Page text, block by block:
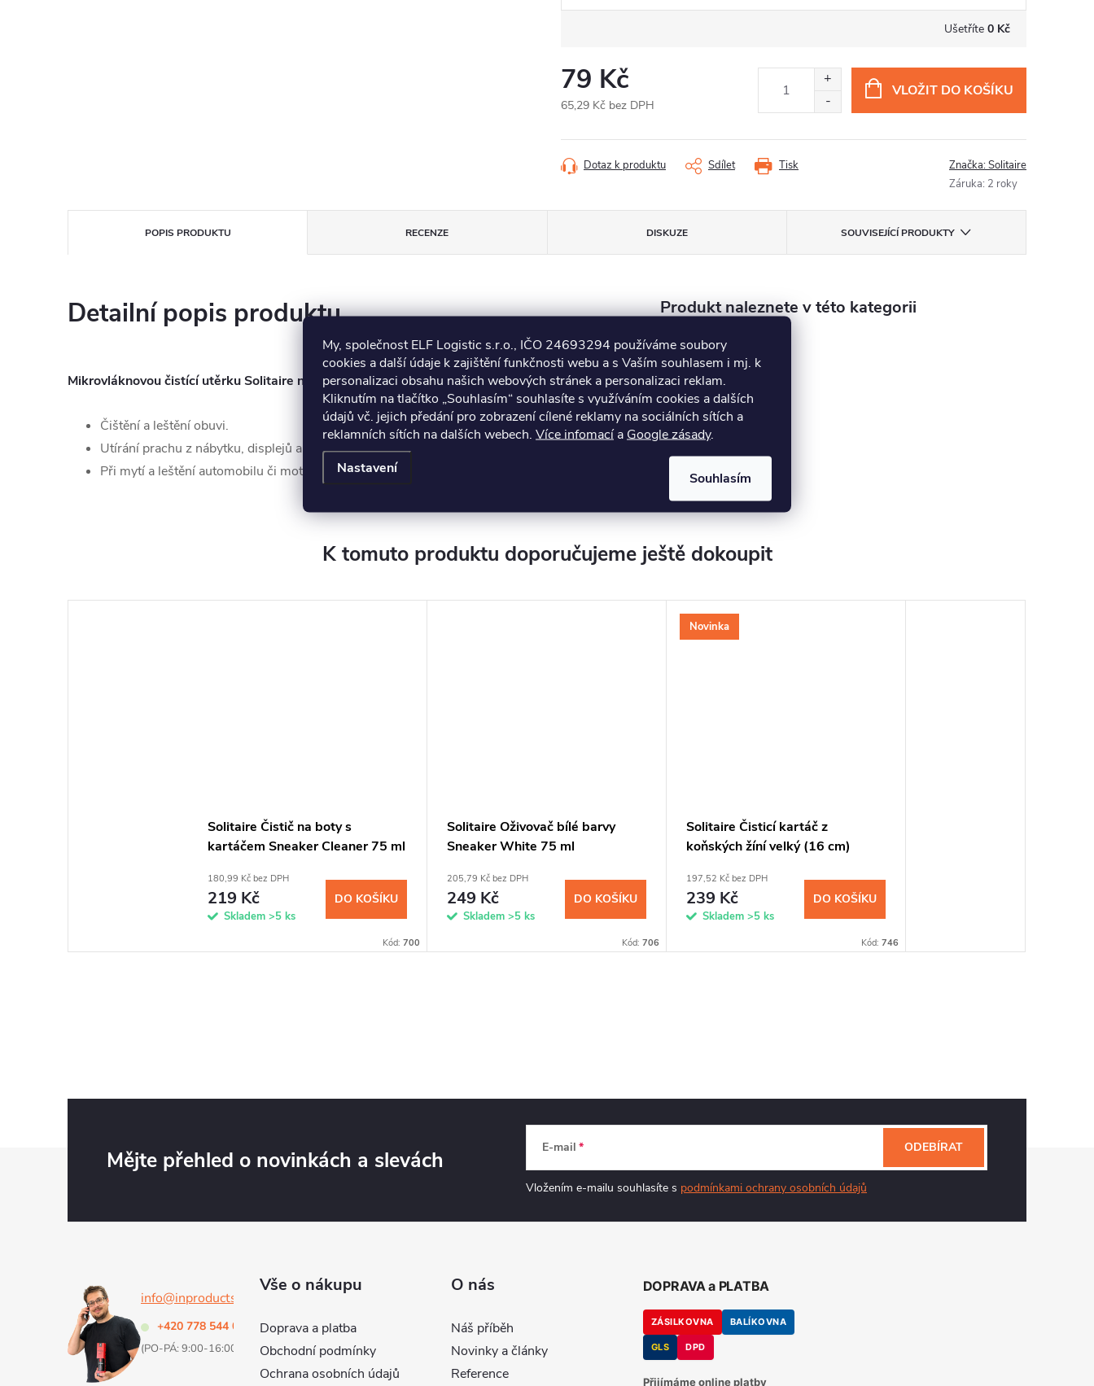
My, společnost ELF Logistic s.r.o., IČO 24693294 používáme soubory
cookies a další údaje k zajištění funkčnosti webu a s Vaším souhlasem i mj. k
personalizaci obsahu našich webových stránek a personalizaci reklam.
Kliknutím na tlačítko „Souhlasím“ souhlasíte s využíváním cookies a dalších
údajů vč. jejich předání pro zobrazení cílené reklamy na sociálních sítích a
reklamních sítích na dalších webech. Více infomacía Google zásady.
Nastavení
Souhlasím
Ušetříte 0 Kč
79 Kč
65,29 Kč bez DPH
cena:
VLOŽIT DO KOŠÍKU
Tisk
Dotaz k produktu Sdílet Značka:Solitaire
Záruka: 2 roky
POPIS PRODUKTU RECENZE DISKUZE SOUVISEJÍCÍ PRODUKTY
Detailní popis produktu
Mikrovláknovou čistící utěrku Solitaire nejvíce využijete při:
Čištění a leštění obuvi.
Utírání prachu z nábytku, displejů a obrazovek.
Při mytí a leštění automobilu či motocyklu.
Produkt naleznete v této kategorii
Solitaire
K tomuto produktu doporučujeme ještě dokoupit
Solitaire Čistič na boty s
kartáčem Sneaker Cleaner 75 ml
180,99 Kč bez DPH
219 Kč
Skladem >5 ks
DO KOŠÍKU
Kód: 700
Solitaire Oživovač bílé barvy
Sneaker White 75 ml
205,79 Kč bez DPH
249 Kč
Skladem >5 ks
DO KOŠÍKU
Kód: 706
Novinka
Solitaire Čisticí kartáč z
koňských žíní velký (16 cm)
197,52 Kč bez DPH
239 Kč
Skladem >5 ks
DO KOŠÍKU
Kód: 746
Mějte přehled o novinkách a slevách E-mail
Vložením e-mailu souhlasíte s podmínkami ochrany osobních údajů
ODEBÍRAT
info@inproducts.cz
+420 778 544 000
(PO-PÁ: 9:00-16:00 h)
Vše o nákupu
Doprava a platba
Obchodní podmínky
Ochrana osobních údajů
O nás
Náš příběh
Novinky a články
Reference
DOPRAVA a PLATBA
ZÁSILKOVNA BALÍKOVNA
GLS DPD
Přijímáme online platby